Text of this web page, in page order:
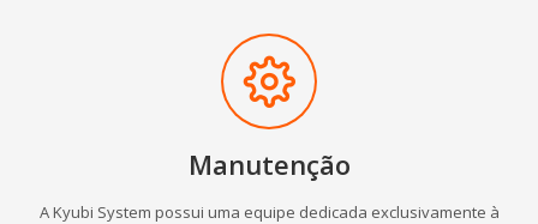
Manutenção
A Kyubi System possui uma equipe dedicada exclusivamente à